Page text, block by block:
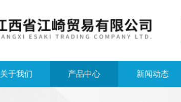
关于我们 产品中心 新闻动态